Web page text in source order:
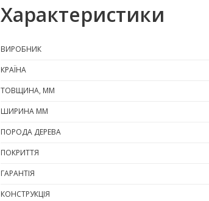
Характеристики
ВИРОБНИК
КРАЇНА
ТОВЩИНА, ММ
ШИРИНА ММ
ПОРОДА ДЕРЕВА
ПОКРИТТЯ
ГАРАНТІЯ
КОНСТРУКЦІЯ